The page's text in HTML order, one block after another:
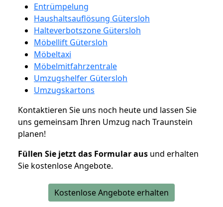
Entrümpelung
Haushaltsauflösung Gütersloh
Halteverbotszone Gütersloh
Möbellift Gütersloh
Möbeltaxi
Möbelmitfahrzentrale
Umzugshelfer Gütersloh
Umzugskartons
Kontaktieren Sie uns noch heute und lassen Sie
uns gemeinsam Ihren Umzug nach Traunstein
planen!
Füllen Sie jetzt das Formular aus und erhalten
Sie kostenlose Angebote.
Kostenlose Angebote erhalten